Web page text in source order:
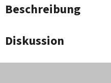
Beschreibung
Diskussion